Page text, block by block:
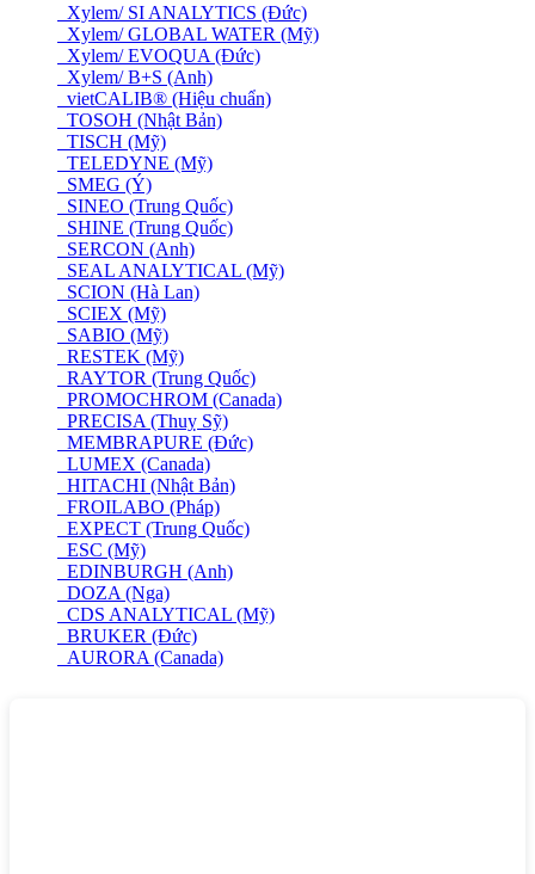
Xylem/ SI ANALYTICS (Đức)
Xylem/ GLOBAL WATER (Mỹ)
Xylem/ EVOQUA (Đức)
Xylem/ B+S (Anh)
vietCALIB® (Hiệu chuẩn)
TOSOH (Nhật Bản)
TISCH (Mỹ)
TELEDYNE (Mỹ)
SMEG (Ý)
SINEO (Trung Quốc)
SHINE (Trung Quốc)
SERCON (Anh)
SEAL ANALYTICAL (Mỹ)
SCION (Hà Lan)
SCIEX (Mỹ)
SABIO (Mỹ)
RESTEK (Mỹ)
RAYTOR (Trung Quốc)
PROMOCHROM (Canada)
PRECISA (Thuỵ Sỹ)
MEMBRAPURE (Đức)
LUMEX (Canada)
HITACHI (Nhật Bản)
FROILABO (Pháp)
EXPECT (Trung Quốc)
ESC (Mỹ)
EDINBURGH (Anh)
DOZA (Nga)
CDS ANALYTICAL (Mỹ)
BRUKER (Đức)
AURORA (Canada)